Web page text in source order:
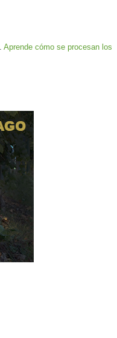
Aprende cómo se procesan los